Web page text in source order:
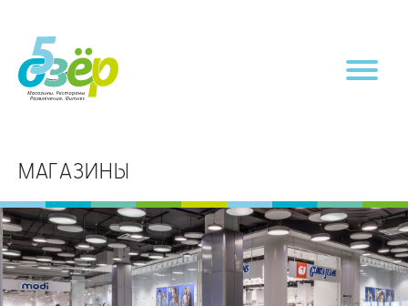
МАГАЗИНЫ